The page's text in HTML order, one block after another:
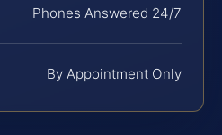
Phones Answered 24/7
By Appointment Only